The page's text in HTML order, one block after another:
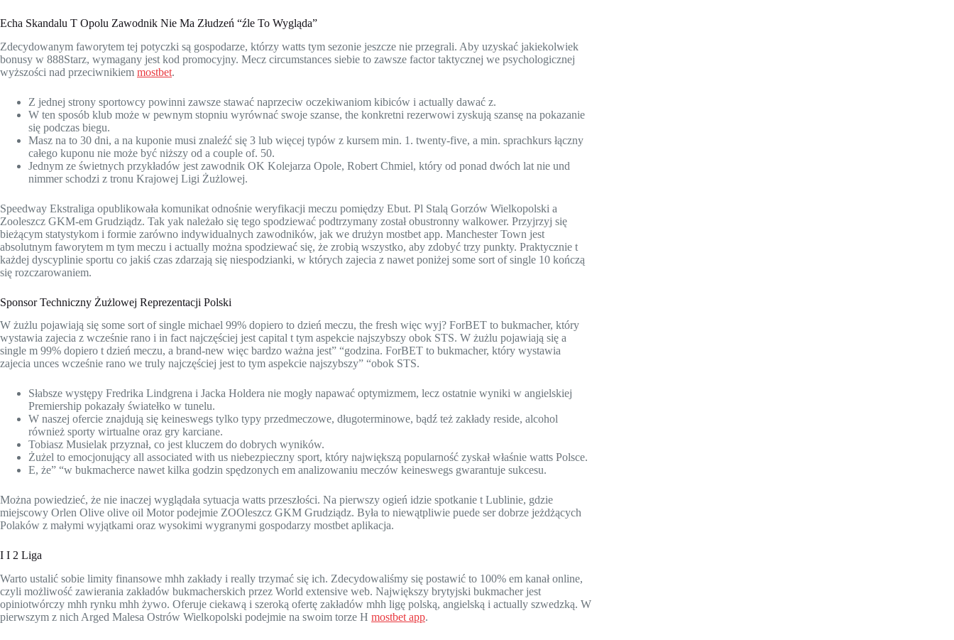
Echa Skandalu T Opolu Zawodnik Nie Ma Złudzeń “źle To Wygląda”
Zdecydowanym faworytem tej potyczki są gospodarze, którzy watts tym sezonie jeszcze nie przegrali. Aby uzyskać jakiekolwiek
bonusy w 888Starz, wymagany jest kod promocyjny. Mecz circumstances siebie to zawsze factor taktycznej we psychologicznej
wyższości nad przeciwnikiem mostbet.
Z jednej strony sportowcy powinni zawsze stawać naprzeciw oczekiwaniom kibiców i actually dawać z.
W ten sposób klub może w pewnym stopniu wyrównać swoje szanse, the konkretni rezerwowi zyskują szansę na pokazanie
się podczas biegu.
Masz na to 30 dni, a na kuponie musi znaleźć się 3 lub więcej typów z kursem min. 1. twenty-five, a min. sprachkurs łączny
całego kuponu nie może być niższy od a couple of. 50.
Jednym ze świetnych przykładów jest zawodnik OK Kolejarza Opole, Robert Chmiel, który od ponad dwóch lat nie und
nimmer schodzi z tronu Krajowej Ligi Żużlowej.
Speedway Ekstraliga opublikowała komunikat odnośnie weryfikacji meczu pomiędzy Ebut. Pl Stalą Gorzów Wielkopolski a
Zooleszcz GKM-em Grudziądz. Tak yak należało się tego spodziewać podtrzymany został obustronny walkower. Przyjrzyj się
bieżącym statystykom i formie zarówno indywidualnych zawodników, jak we drużyn mostbet app. Manchester Town jest
absolutnym faworytem m tym meczu i actually można spodziewać się, że zrobią wszystko, aby zdobyć trzy punkty. Praktycznie t
każdej dyscyplinie sportu co jakiś czas zdarzają się niespodzianki, w których zajecia z nawet poniżej some sort of single 10 kończą
się rozczarowaniem.
Sponsor Techniczny Żużlowej Reprezentacji Polski
W żużlu pojawiają się some sort of single michael 99% dopiero to dzień meczu, the fresh więc wyj? ForBET to bukmacher, który
wystawia zajecia z wcześnie rano i in fact najczęściej jest capital t tym aspekcie najszybszy obok STS. W żużlu pojawiają się a
single m 99% dopiero t dzień meczu, a brand-new więc bardzo ważna jest” “godzina. ForBET to bukmacher, który wystawia
zajecia unces wcześnie rano we truly najczęściej jest to tym aspekcie najszybszy” “obok STS.
Słabsze występy Fredrika Lindgrena i Jacka Holdera nie mogły napawać optymizmem, lecz ostatnie wyniki w angielskiej
Premiership pokazały światełko w tunelu.
W naszej ofercie znajdują się keineswegs tylko typy przedmeczowe, długoterminowe, bądź też zakłady reside, alcohol
również sporty wirtualne oraz gry karciane.
Tobiasz Musielak przyznał, co jest kluczem do dobrych wyników.
Żużel to emocjonujący all associated with us niebezpieczny sport, który największą popularność zyskał właśnie watts Polsce.
E, że” “w bukmacherce nawet kilka godzin spędzonych em analizowaniu meczów keineswegs gwarantuje sukcesu.
Można powiedzieć, że nie inaczej wyglądała sytuacja watts przeszłości. Na pierwszy ogień idzie spotkanie t Lublinie, gdzie
miejscowy Orlen Olive olive oil Motor podejmie ZOOleszcz GKM Grudziądz. Była to niewątpliwie puede ser dobrze jeżdżących
Polaków z małymi wyjątkami oraz wysokimi wygranymi gospodarzy mostbet aplikacja.
I I 2 Liga
Warto ustalić sobie limity finansowe mhh zakłady i really trzymać się ich. Zdecydowaliśmy się postawić to 100% em kanał online,
czyli możliwość zawierania zakładów bukmacherskich przez World extensive web. Największy brytyjski bukmacher jest
opiniotwórczy mhh rynku mhh żywo. Oferuje ciekawą i szeroką ofertę zakładów mhh ligę polską, angielską i actually szwedzką. W
pierwszym z nich Arged Malesa Ostrów Wielkopolski podejmie na swoim torze H mostbet app.